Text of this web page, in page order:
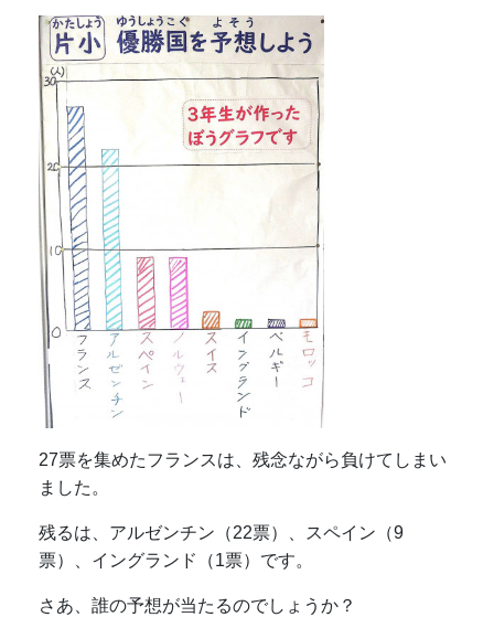
27票を集めたフランスは、残念ながら負けてしまい
ました。
残るは、アルゼンチン（22票）、スペイン（9
票）、イングランド（1票）です。
さあ、誰の予想が当たるのでしょうか？